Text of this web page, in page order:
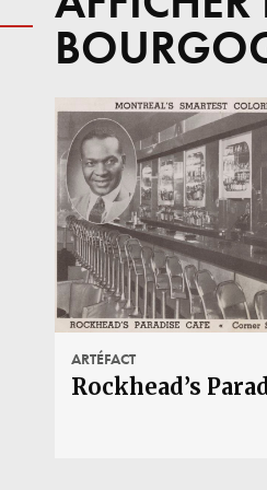
ARTÉFACT
Rockhead’s